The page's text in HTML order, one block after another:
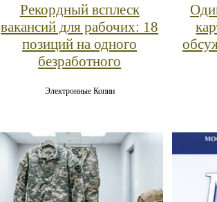
Рекордный всплеск
вакансий для рабочих: 18
позиций на одного
безработного
Электронные Копии